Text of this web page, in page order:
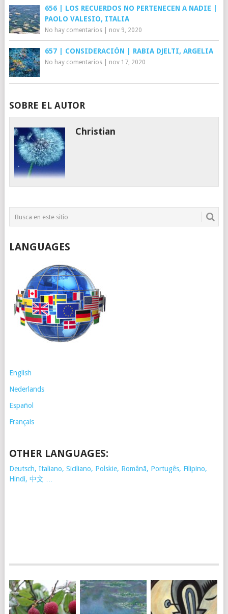
656 | LOS RECUERDOS NO PERTENECEN A NADIE |
PAOLO VALESIO, ITALIA
No hay comentarios| nov 9, 2020
657 | CONSIDERACIÓN | RABIA DJELTI, ARGELIA
No hay comentarios| nov 17, 2020
SOBRE EL AUTOR
Christian
LANGUAGES
English
Nederlands
Español
Français
OTHER LANGUAGES:
Deutsch, Italiano, Siciliano, Polskie, Românã, Portugês, Filipino,
Hindi, 中文 …